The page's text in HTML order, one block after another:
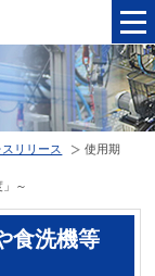
リリース
使用期
～
食洗機等